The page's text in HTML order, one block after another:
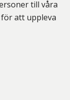
till våra
för att uppleva